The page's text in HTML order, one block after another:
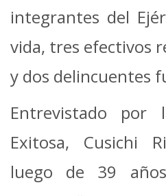
integrantes del
vida, tres efectivos
y dos delincuentes
Entrevistado por
Exitosa, Cusichi
luego de 39